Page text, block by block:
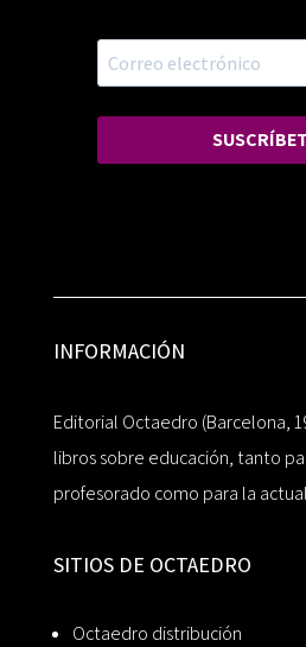
INFORMACIÓN
Editorial Octaedro (Barcelona,
libros sobre educación, tanto
profesorado como para la
SITIOS DE OCTAEDRO
Octaedro distribución